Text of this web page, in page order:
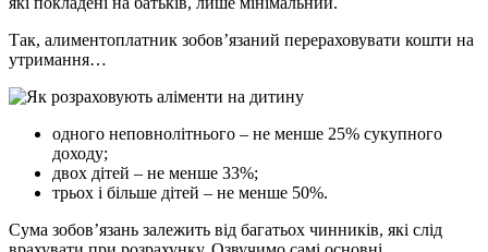
Так, алиментоплатник зобов’язаний перераховувати кошти на
утримання…
одного неповнолітнього – не менше 25% сукупного
доходу;
двох дітей – не менше 33%;
трьох і більше дітей – не менше 50%.
Сума зобов’язань залежить від багатьох чинників, які слід